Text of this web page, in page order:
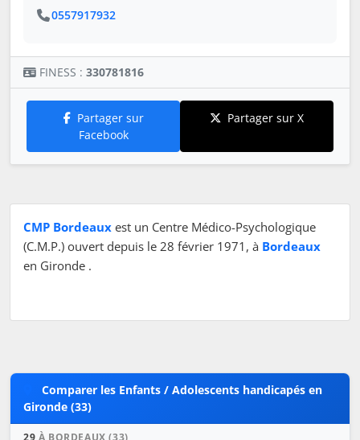
0557917932
FINESS : 330781816
Partager sur
Facebook
Partager sur X
CMP Bordeaux est un Centre Médico-Psychologique
(C.M.P.) ouvert depuis le 28 février 1971, à Bordeaux
en Gironde .
Comparer les Enfants / Adolescents handicapés en
Gironde (33)